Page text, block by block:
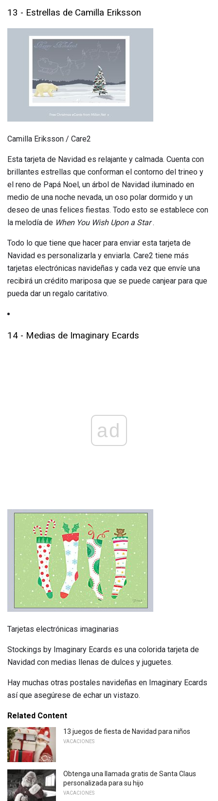
13 - Estrellas de Camilla Eriksson
Camilla Eriksson / Care2
Esta tarjeta de Navidad es relajante y calmada. Cuenta con
brillantes estrellas que conforman el contorno del trineo y
el reno de Papá Noel, un árbol de Navidad iluminado en
medio de una noche nevada, un oso polar dormido y un
deseo de unas felices fiestas. Todo esto se establece con
la melodía de When You Wish Upon a Star.
Todo lo que tiene que hacer para enviar esta tarjeta de
Navidad es personalizarla y enviarla. Care2 tiene más
tarjetas electrónicas navideñas y cada vez que envíe una
recibirá un crédito mariposa que se puede canjear para que
pueda dar un regalo caritativo.
14 - Medias de Imaginary Ecards
ad
Tarjetas electrónicas imaginarias
Stockings by Imaginary Ecards es una colorida tarjeta de
Navidad con medias llenas de dulces y juguetes.
Hay muchas otras postales navideñas en Imaginary Ecards
así que asegúrese de echar un vistazo.
Related Content
13 juegos de fiesta de Navidad para niños
VACACIONES
Obtenga una llamada gratis de Santa Claus
personalizada para su hijo
VACACIONES